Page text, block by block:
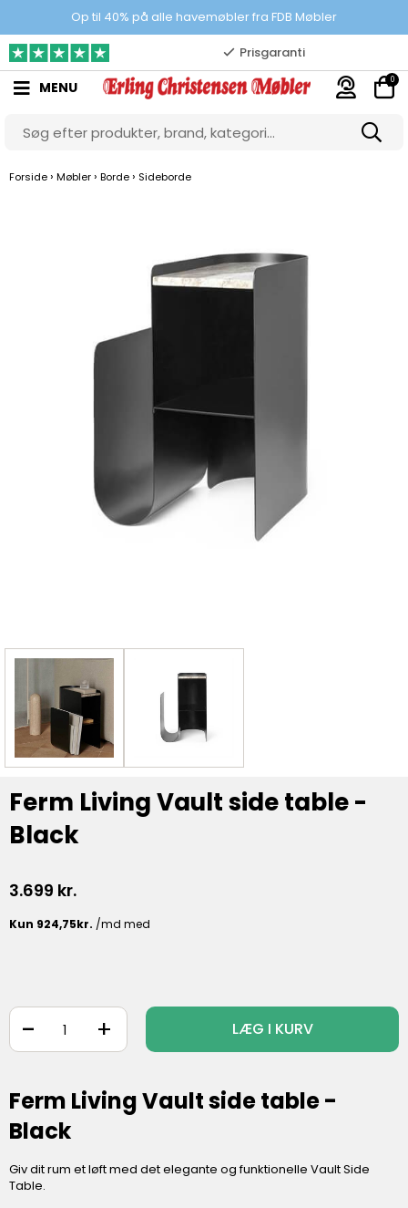
Op til 40% på alle havemøbler fra FDB Møbler
100% danskejet webshop
Prisgaranti
10.000 m2 showroom
Gratis & gode parkeringsforhold
MENU 0
Forside › Møbler › Borde › Sideborde
Ferm Living Vault side table -
Black
3.699 kr.
+
- LÆG I KURV
Ferm Living Vault side table -
Black
Giv dit rum et løft med det elegante og funktionelle Vault Side
Table.